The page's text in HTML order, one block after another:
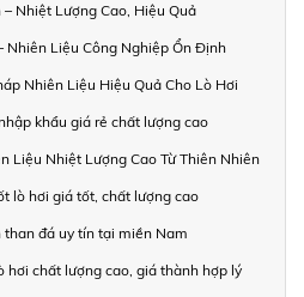
Nhiệt Lượng Cao, Hiệu Quả
Nhiên Liệu Công Nghiệp Ổn Định
Nhiên Liệu Hiệu Quả Cho Lò Hơi
khẩu giá rẻ chất lượng cao
Liệu Nhiệt Lượng Cao Từ Thiên Nhiên
lò hơi giá tốt, chất lượng cao
đá uy tín tại miền Nam
hơi chất lượng cao, giá thành hợp lý